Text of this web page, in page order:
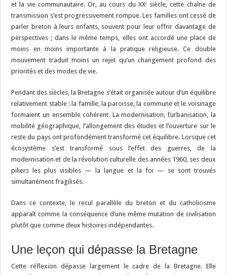
et la vie communautaire. Or, au cours du XXᵉ siècle, cette chaîne de
transmission s’est progressivement rompue. Les familles ont cessé de
parler breton à leurs enfants, souvent pour leur offrir davantage de
perspectives ; dans le même temps, elles ont accordé une place de
moins en moins importante à la pratique religieuse. Ce double
mouvement traduit moins un rejet qu’un changement profond des
priorités et des modes de vie.
Pendant des siècles, la Bretagne s’était organisée autour d’un équilibre
relativement stable : la famille, la paroisse, la commune et le voisinage
formaient un ensemble cohérent. La modernisation, l’urbanisation, la
mobilité géographique, l’allongement des études et l’ouverture sur le
reste du pays ont profondément transformé cet équilibre. Lorsque cet
écosystème s’est transformé sous l’effet des guerres, de la
modernisation et de la révolution culturelle des années 1960, ses deux
piliers les plus visibles — la langue et la foi — se sont trouvés
simultanément fragilisés.
Dans ce contexte, le recul parallèle du breton et du catholicisme
apparaît comme la conséquence d’une même mutation de civilisation
plutôt que comme deux histoires indépendantes.
Une leçon qui dépasse la Bretagne
Cette réflexion dépasse largement le cadre de la Bretagne. Elle